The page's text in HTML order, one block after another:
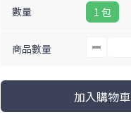
數量 1 包
商品數量
加入購物車